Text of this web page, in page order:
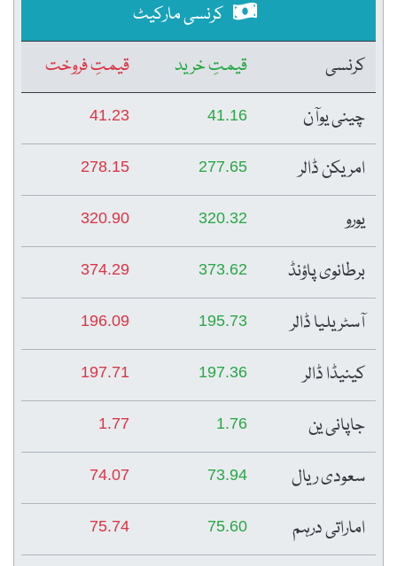
کرنسی مارکیٹ
کرنسی
قیمتِ خرید
قیمتِ فروخت
چینی یوآن
41.16
41.23
امریکن ڈالر 277.65
278.15
یورو 320.32
320.90
برطانوی پاؤنڈ 373.62
374.29
آسٹریلیا ڈالر 195.73
196.09
کینیڈا ڈالر 197.36
197.71
جاپانی ین 1.76
1.77
سعودی ریال 73.94
74.07
اماراتی درہم 75.60
75.74